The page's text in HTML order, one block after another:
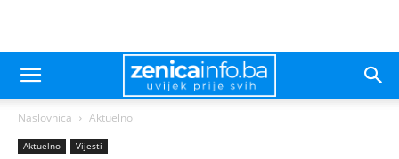
Naslovnica Aktuelno
Aktuelno Vijesti